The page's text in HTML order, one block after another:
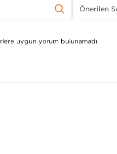
Önerilen
uygun yorum bulunamadı.